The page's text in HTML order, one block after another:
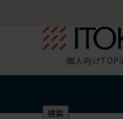
個人向けTOP
検索